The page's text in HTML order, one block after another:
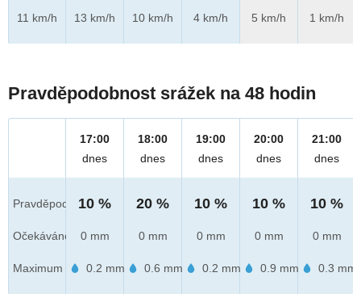
11 km/h
13 km/h
10 km/h
4 km/h
5 km/h
1 km/h
Pravděpodobnost srážek na 48 hodin
Pravděpod.
Očekáváno
Maximum
17:00
dnes
10 %
0 mm
0.2 mm
18:00
dnes
20 %
0 mm
0.6 mm
19:00
dnes
10 %
0 mm
0.2 mm
20:00
dnes
10 %
0 mm
0.9 mm
21:00
dnes
10 %
0 mm
0.3 mm